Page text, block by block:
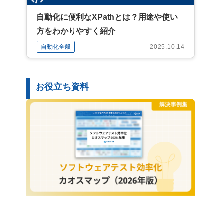
自動化に便利なXPathとは？用途や使い
方をわかりやすく紹介
自動化全般 2025.10.14
お役立ち資料